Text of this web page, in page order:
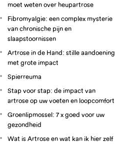
moet weten over heupartrose
Fibromyalgie: een complex mysterie
van chronische pijn en
slaapstoornissen
Artrose in de Hand: stille aandoening
met grote impact
Spierreuma
Stap voor stap: de impact van
artrose op uw voeten en loopcomfort
Groenlipmossel: 7 x goed voor uw
gezondheid
Wat is Artrose en wat kan ik hier zelf